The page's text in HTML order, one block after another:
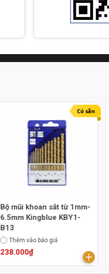
Có sẵn
Bộ mũi khoan sắt từ 1mm-
6.5mm Kingblue KBY1-
B13
Thêm vào báo giá
238.000₫